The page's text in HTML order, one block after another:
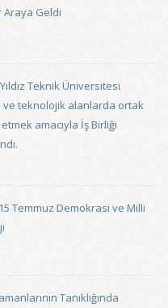
Araya Geldi
Teknik Üniversitesi
ve teknolojik alanlarda ortak
amacıyla İş Birliği
Temmuz Demokrasi ve Milli
Tanıklığında